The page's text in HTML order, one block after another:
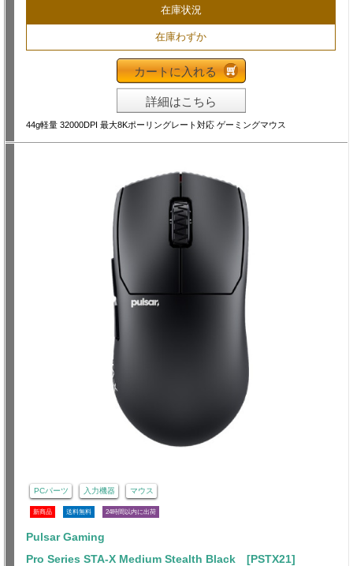
在庫状況
在庫わずか
カートに入れる
詳細はこちら
44g軽量 32000DPI 最大8Kポーリングレート対応 ゲーミングマウス
PCパーツ 入力機器 マウス
新商品 送料無料 24時間以内に出荷
Pulsar Gaming
Pro Series STA-X Medium Stealth Black [PSTX21]